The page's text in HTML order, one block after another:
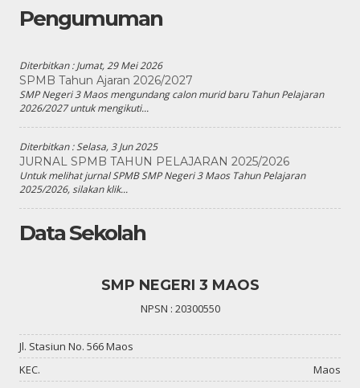
Pengumuman
Diterbitkan :Jumat, 29 Mei 2026
SPMB Tahun Ajaran 2026/2027
SMP Negeri 3 Maos mengundang calon murid baru Tahun Pelajaran
2026/2027 untuk mengikuti...
Diterbitkan :Selasa, 3 Jun 2025
JURNAL SPMB TAHUN PELAJARAN 2025/2026
Untuk melihat jurnal SPMB SMP Negeri 3 Maos Tahun Pelajaran
2025/2026, silakan klik...
Data Sekolah
SMP NEGERI 3 MAOS
NPSN : 20300550
Jl. Stasiun No. 566 Maos
KEC.
Maos